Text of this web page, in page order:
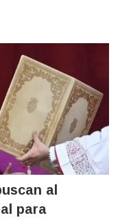
al
para